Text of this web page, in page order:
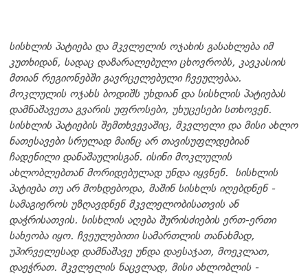
სისხლის პატიება და მკვლელის ოჯახის გასახლება იმ
კუთხიდან, სადაც დაზარალებული ცხოვრობს, კავკასიის
მთიან რეგიონებში გავრცელებული ჩვეულებაა.
მოკლულის ოჯახს ბოდიშს უხდიან და სისხლის პატიებას
დამნაშავეთა გვარის უფროსები, უხუცესები სთხოვენ.
სისხლის პატიების შემთხვევაშიც, მკვლელი და მისი ახლო
ნათესავები სრულად მაინც არ თავისუფლდებიან
ჩადენილი დანაშაულისგან. ისინი მოკლულის
ახლობლებთან მორიდებულად უნდა იყვნენ. სისხლის
პატიება თუ არ მოხდებოდა, მაშინ სისხლს იღებდნენ -
სამაგიეროს უზღავდნენ მკვლელობისათვის ან
დაჭრისათვის. სისხლის აღება შურისძიების ერთ-ერთი
სახეობა იყო. ჩვეულებითი სამართლის თანახმად,
უპირველესად დამნაშავე უნდა დაესაჯათ, მოეკლათ,
დაეჭრათ. მკვლელის ნაცვლად, მისი ახლობლის -